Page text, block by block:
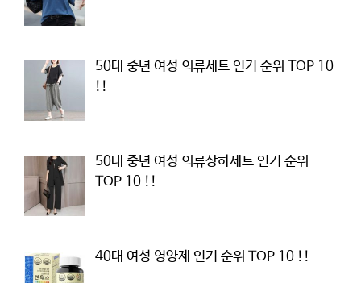
50대 중년 여성 의류세트 인기 순위 TOP 10
!!
50대 중년 여성 의류상하세트 인기 순위
TOP 10 !!
40대 여성 영양제 인기 순위 TOP 10 !!